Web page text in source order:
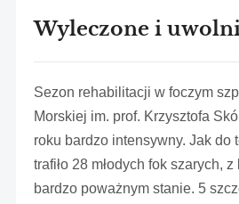
Wyleczone i
Sezon rehabilitacji w foczym
Morskiej im. prof. Krzysztofa
roku bardzo intensywny. Jak do
trafiło 28 młodych fok szarych,
bardzo poważnym stanie. 5